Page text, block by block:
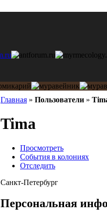
Главная » Пользователи »
Tima
Просмотреть
События в колониях
Отследить
Санкт-Петербург
Персональная